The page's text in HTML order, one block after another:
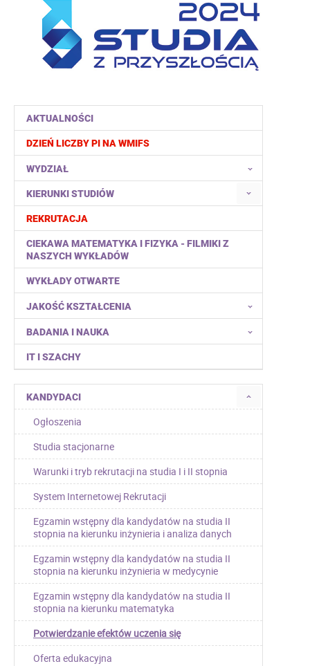
AKTUALNOŚCI
DZIEŃ LICZBY PI NA WMIFS
WYDZIAŁ
KIERUNKI STUDIÓW
REKRUTACJA
CIEKAWA MATEMATYKA I FIZYKA - FILMIKI Z
NASZYCH WYKŁADÓW
WYKŁADY OTWARTE
JAKOŚĆ KSZTAŁCENIA
BADANIA I NAUKA
IT I SZACHY
KANDYDACI
Ogłoszenia
Studia stacjonarne
Warunki i tryb rekrutacji na studia I i II stopnia
System Internetowej Rekrutacji
Egzamin wstępny dla kandydatów na studia II
stopnia na kierunku inżynieria i analiza danych
Egzamin wstępny dla kandydatów na studia II
stopnia na kierunku inżynieria w medycynie
Egzamin wstępny dla kandydatów na studia II
stopnia na kierunku matematyka
Potwierdzanie efektów uczenia się
Oferta edukacyjna